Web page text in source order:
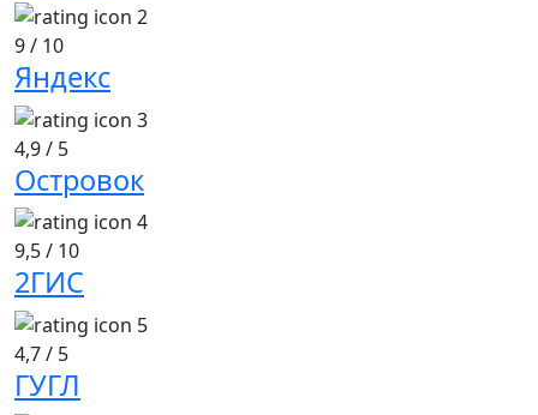
9/ 10
Яндекс
4,9/ 5
Островок
9,5/ 10
2ГИС
4,7/ 5
ГУГЛ